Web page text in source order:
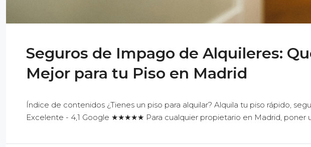
Seguros de Impago de Alquileres:
Mejor para tu Piso en Madrid
Índice de contenidos ¿Tienes un piso para alquilar? Alquila tu piso rápido,
Excelente - 4,1 Google ★★★★★ Para cualquier propietario en Madrid, poner